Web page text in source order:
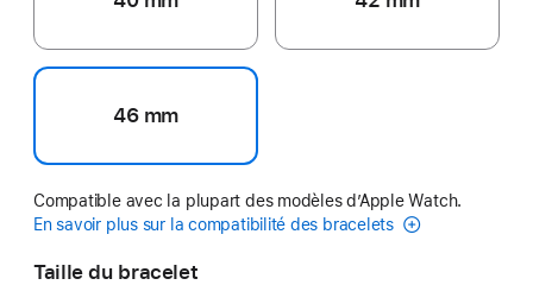
46 mm
Compatible avec la plupart des modèles d’Apple Watch.
En savoir plus sur la compatibilité des bracelets
Taille du bracelet